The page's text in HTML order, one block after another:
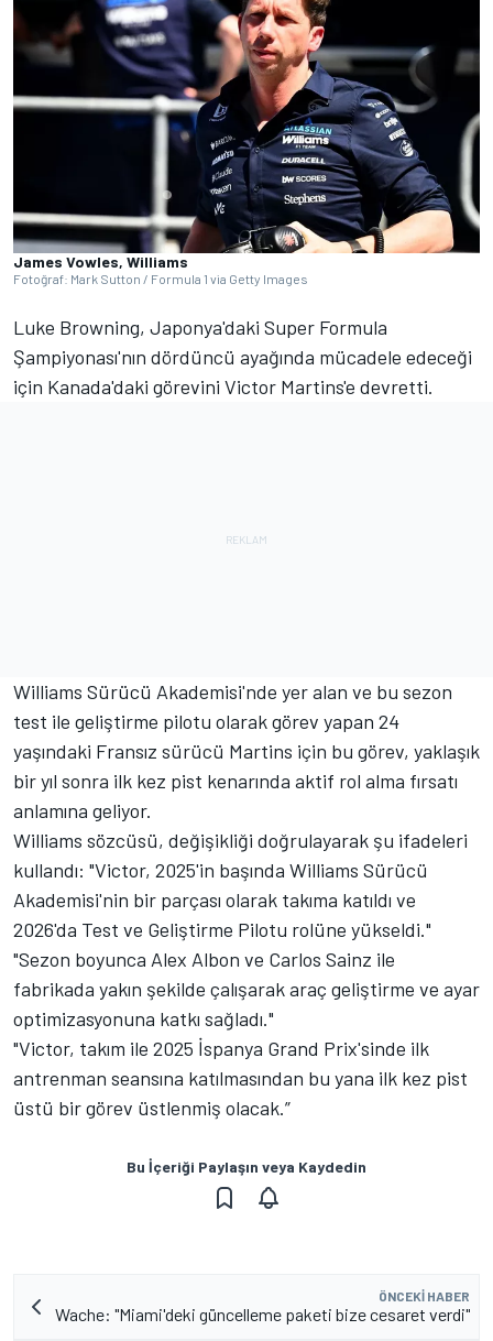
James Vowles, Williams
Fotoğraf: Mark Sutton / Formula 1 via Getty Images
Luke Browning, Japonya'daki Super Formula
Şampiyonası'nın dördüncü ayağında mücadele edeceği
için Kanada'daki görevini Victor Martins'e devretti.
Williams Sürücü Akademisi'nde yer alan ve bu sezon
test ile geliştirme pilotu olarak görev yapan 24
yaşındaki Fransız sürücü Martins için bu görev, yaklaşık
bir yıl sonra ilk kez pist kenarında aktif rol alma fırsatı
anlamına geliyor.
Williams sözcüsü, değişikliği doğrulayarak şu ifadeleri
kullandı: "Victor, 2025'in başında Williams Sürücü
Akademisi'nin bir parçası olarak takıma katıldı ve
2026'da Test ve Geliştirme Pilotu rolüne yükseldi."
"Sezon boyunca Alex Albon ve Carlos Sainz ile
fabrikada yakın şekilde çalışarak araç geliştirme ve ayar
optimizasyonuna katkı sağladı."
"Victor, takım ile 2025 İspanya Grand Prix'sinde ilk
antrenman seansına katılmasından bu yana ilk kez pist
üstü bir görev üstlenmiş olacak.”
Bu İçeriği Paylaşın veya Kaydedin
ÖNCEKI HABER
Wache: "Miami'deki güncelleme paketi bize cesaret verdi"